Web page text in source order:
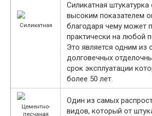
Силикатная
Силикатная штукатурка
высоким показателем
благодаря чему может
практически на любой
Это является одним из
долговечных
срок эксплуатации
более 50 лет.
Цементно-
песчаная
Один из самых
видов, который от